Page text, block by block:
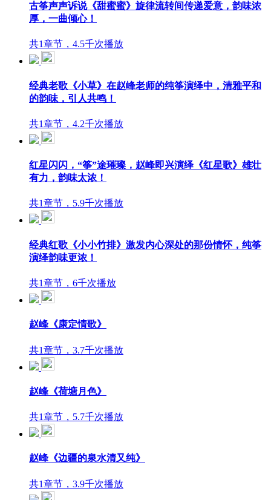
古筝声声诉说《甜蜜蜜》旋律流转间传递爱意，韵味浓
厚，一曲倾心！
共1章节，4.5千次播放
经典老歌《小草》在赵峰老师的纯筝演绎中，清雅平和
的韵味，引人共鸣！
共1章节，4.2千次播放
红星闪闪，“筝”途璀璨，赵峰即兴演绎《红星歌》雄壮
有力，韵味太浓！
共1章节，5.9千次播放
经典红歌《小小竹排》激发内心深处的那份情怀，纯筝
演绎韵味更浓！
共1章节，6千次播放
赵峰《康定情歌》
共1章节，3.7千次播放
赵峰《荷塘月色》
共1章节，5.7千次播放
赵峰《边疆的泉水清又纯》
共1章节，3.9千次播放